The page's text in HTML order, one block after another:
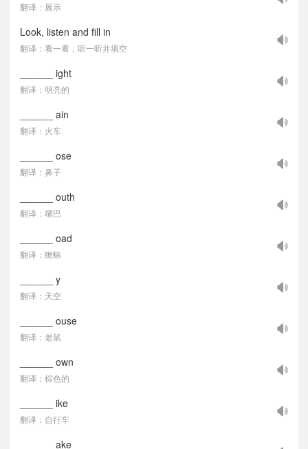
翻译：展示
Look, listen and fill in
翻译：看一看，听一听并填空
______ ight
翻译：明亮的
______ ain
翻译：火车
______ ose
翻译：鼻子
______ outh
翻译：嘴巴
______ oad
翻译：蟾蜍
______ y
翻译：天空
______ ouse
翻译：老鼠
______ own
翻译：棕色的
______ ike
翻译：自行车
______ ake